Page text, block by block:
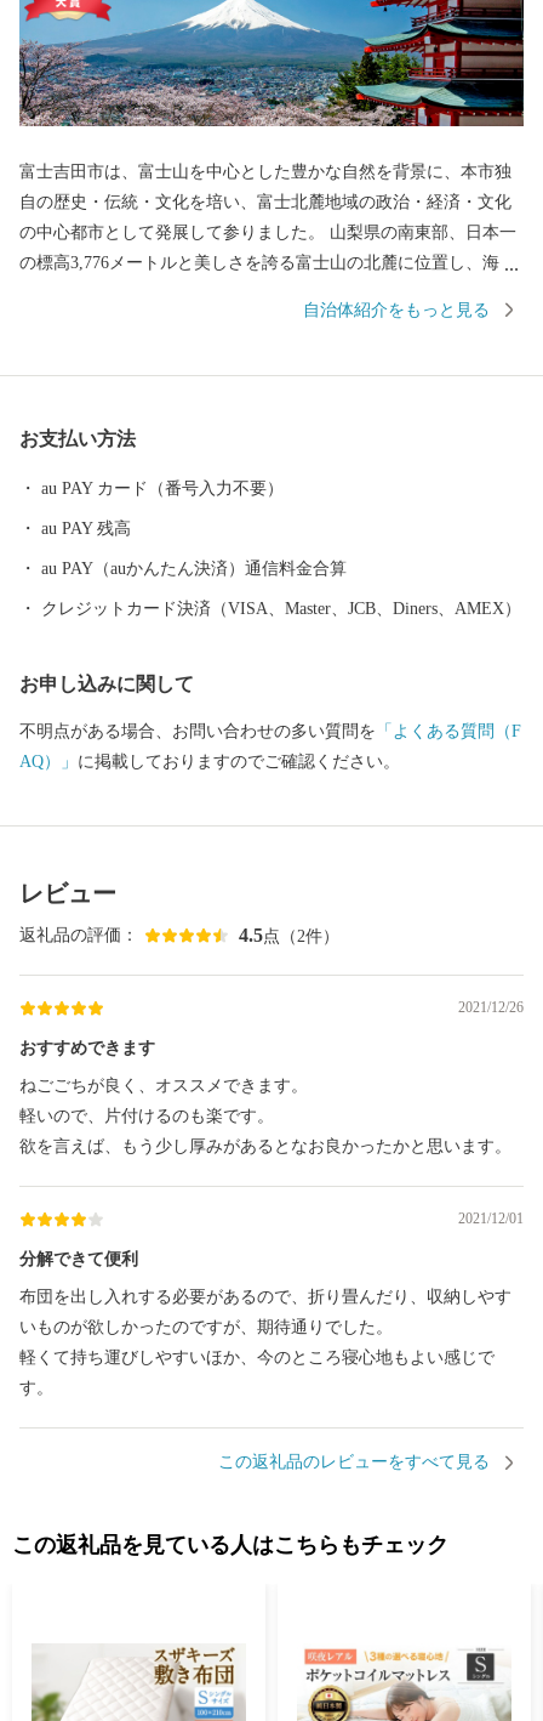
富士吉田市は、富士山を中心とした豊かな自然を背景に、本市独
自の歴史・伝統・文化を培い、富士北麓地域の政治・経済・文化
の中心都市として発展して参りました。 山梨県の南東部、日本一
の標高3,776メートルと美しさを誇る富士山の北麓に位置し、海抜
山信仰の町として栄え、御師文化の面影が今も残されています。
自治体紹介をもっと見る
お支払い方法
au PAY カード（番号入力不要）
au PAY 残高
au PAY（auかんたん決済）通信料金合算
クレジットカード決済（VISA、Master、JCB、Diners、AMEX）
お申し込みに関して
不明点がある場合、お問い合わせの多い質問を 「よくある質問（F
AQ）」 に掲載しておりますのでご確認ください。
レビュー
返礼品の評価： 4.5点（2件）
2021/12/26
おすすめできます
ねごごちが良く、オススメできます。
軽いので、片付けるのも楽です。
欲を言えば、もう少し厚みがあるとなお良かったかと思います。
2021/12/01
分解できて便利
布団を出し入れする必要があるので、折り畳んだり、収納しやす
いものが欲しかったのですが、期待通りでした。
軽くて持ち運びしやすいほか、今のところ寝心地もよい感じで
す。
この返礼品のレビューをすべて見る
この返礼品を見ている人はこちらもチェック